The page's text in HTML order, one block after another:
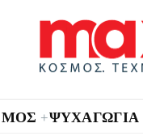
+ΨΥΧΑΓΩΓΙΑ